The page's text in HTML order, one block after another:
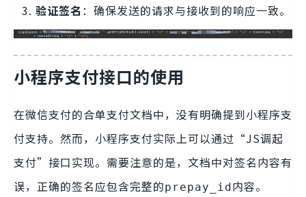
验证签名：确保发送的请求与接收到的响应一致。
小程序支付接口的使用
在微信支付的合单支付文档中，没有明确提到小程序支
付支持。然而，小程序支付实际上可以通过“JS调起
支付”接口实现。需要注意的是，文档中对签名内容有
误，正确的签名应包含完整的prepay_id 内容。